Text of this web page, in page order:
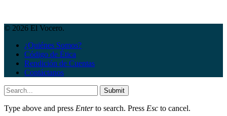
© 2026 El Vocero.
¿Quiénes Somos?
Código de Ética
Rendición de Cuentas
Contáctanos
Submit
Type above and press Enterto search. Press Esc to cancel.